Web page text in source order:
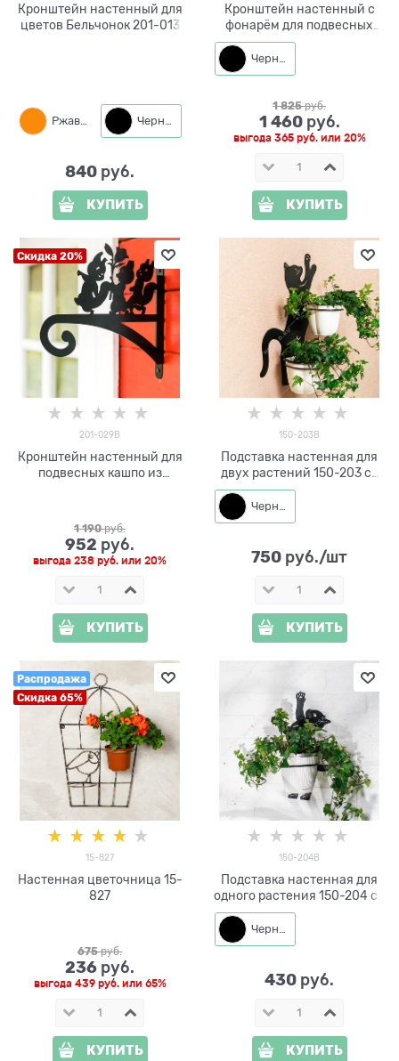
Кронштейн настенный для
цветов Бельчонок 201-013
Ржавый Черный
840 руб.
КУПИТЬ
Кронштейн настенный с
фонарём для подвесных
кашпо 201-051
Черный
1 825 руб.
1 460 руб.
выгода 365 руб.или 20%
КУПИТЬ
Скидка 20%
201-029B
Кронштейн настенный для
подвесных кашпо из
1 190 руб.
952 руб.
выгода 238 руб. или 20%
КУПИТЬ
150-203B
Подставка настенная для
двух растений 150-203 со
съёмными кольцами d=14
Черный
750 руб./шт
КУПИТЬ
Распродажа
Скидка 65%
15-827
Настенная цветочница 15-
827
675 руб.
236 руб.
выгода 439 руб.или 65%
КУПИТЬ
150-204B
Подставка настенная для
одного растения 150-204 со
съёмным кольцом d=14 см
Черный
430 руб.
КУПИТЬ